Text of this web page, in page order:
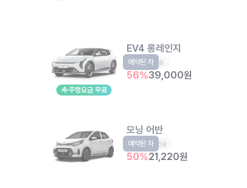
주행요금 무료
EV4 롱레인지
EV 5인승
56%39,000원
예약된 차
모닝 어반
경형 5인승
50%21,220원
예약된 차